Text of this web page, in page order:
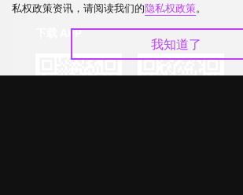
下载 APP
私权政策资讯，请阅读我们的隐私权政策。
我知道了